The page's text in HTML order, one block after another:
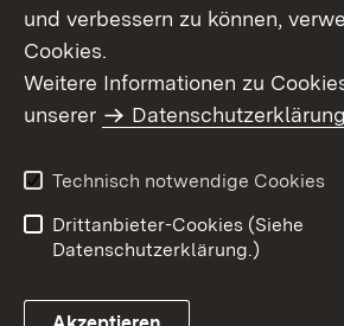
Benutzungshinweise
und verbessern zu können,
Cookies.
Weitere Informationen zu
unserer
Datenschutzerklärung
Technisch notwendige Cookies
Drittanbieter-Cookies (Siehe
Datenschutzerklärung.)